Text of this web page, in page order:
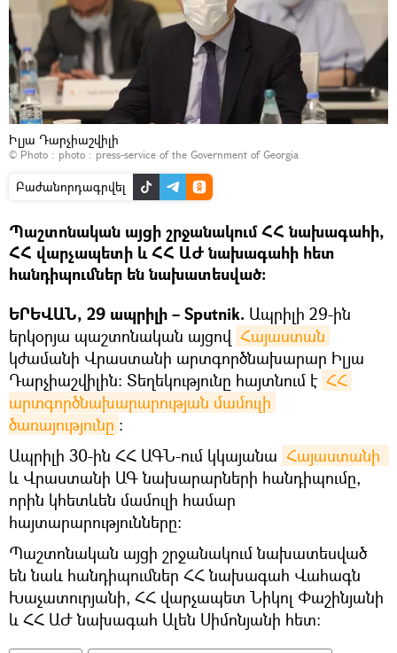
Իլյա Դարչիաշվիլի
© Photo : photo : press-service of the Government of Georgia
Բաժանորդագրվել
Պաշտոնական այցի շրջանակում ՀՀ նախագահի,
ՀՀ վարչապետի և ՀՀ ԱԺ նախագահի հետ
հանդիպումներ են նախատեսված:
ԵՐԵՎԱՆ, 29 ապրիլի – Sputnik. Ապրիլի 29-ին
երկօրյա պաշտոնական այցով Հայաստան
կժամանի Վրաստանի արտգործնախարար Իլյա
Դարչիաշվիլին: Տեղեկությունը հայտնում է ՀՀ
արտգործնախարարության մամուլի
ծառայությունը ։
Ապրիլի 30-ին ՀՀ ԱԳՆ-ում կկայանա
և Վրաստանի ԱԳ նախարարների հանդիպումը,
որին կհետևեն մամուլի համար
հայտարարությունները:
Պաշտոնական այցի շրջանակում նախատեսված
են նաև հանդիպումներ ՀՀ նախագահ Վահագն
Խաչատուրյանի, ՀՀ վարչապետ Նիկոլ Փաշինյանի
և ՀՀ ԱԺ նախագահ Ալեն Սիմոնյանի հետ: